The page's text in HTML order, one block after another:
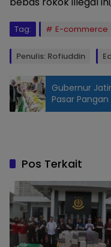
Tag: E-commerce
Penulis: Rofiuddin
Gubernur
Pasar
Terjangkau
Pos Terkait